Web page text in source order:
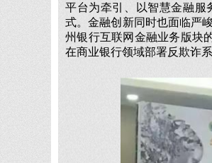
平台为牵引、以智慧金融服
式。金融创新同时也面临严
州银行互联网金融业务版块
在商业银行领域部署反欺诈